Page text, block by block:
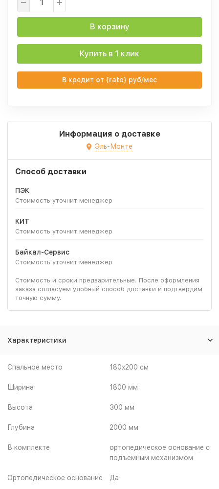
В корзину
Купить в 1 клик
В кредит от {rate} руб/мес
Информация о доставке
Эль-Монте
Способ доставки
ПЭК
Стоимость уточнит менеджер
КИТ
Стоимость уточнит менеджер
Байкал-Сервис
Стоимость уточнит менеджер
Стоимость и сроки предварительные. После оформления
заказа согласуем удобный способ доставки и подтвердим
точную сумму.
Характеристики
Спальное место 180x200 см
Ширина 1800 мм
Высота 300 мм
Глубина 2000 мм
В комплекте
ортопедическое основание с
подъемным механизмом
Ортопедическое основание Да